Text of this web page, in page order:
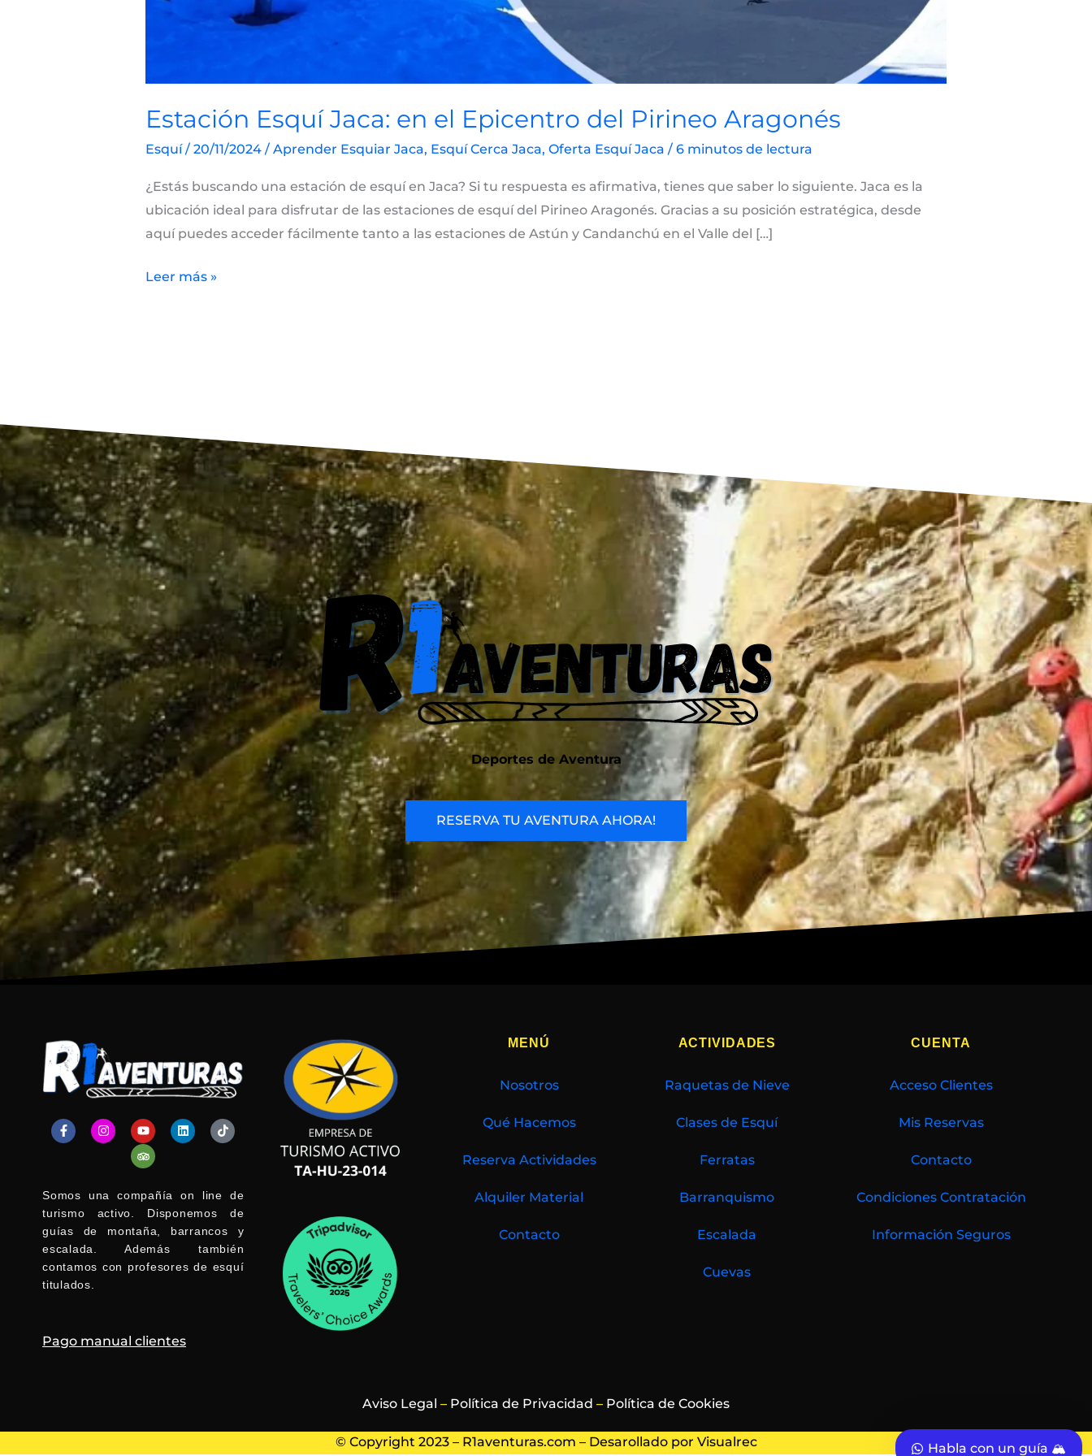
Estación Esquí Jaca: en el Epicentro del Pirineo Aragonés
Esquí/ 20/11/2024 / Aprender Esquiar Jaca, Esquí Cerca Jaca, Oferta Esquí Jaca / 6 minutos de lectura
¿Estás buscando una estación de esquí en Jaca? Si tu respuesta es afirmativa, tienes que saber lo siguiente. Jaca es la
ubicación ideal para disfrutar de las estaciones de esquí del Pirineo Aragonés. Gracias a su posición estratégica, desde
aquí puedes acceder fácilmente tanto a las estaciones de Astún y Candanchú en el Valle del […]
Leer más »
Deportes de Aventura
RESERVA TU AVENTURA AHORA!
F
a
c
o
k
-
f
I
n
s
r
a
m
Y
o
u
t
u
e
L
i
n
i
n
T
i
k
T
r
i
p
a
v
s
o
r
Somos una compañía on line de
turismo activo. Disponemos de
guías de montaña, barrancos y
escalada. Además también
contamos con profesores de esquí
titulados.
Pago manual clientes
MENÚ
Nosotros
Qué Hacemos
Reserva Actividades
Alquiler Material
Contacto
ACTIVIDADES
Raquetas de Nieve
Clases de Esquí
Ferratas
Barranquismo
Escalada
Cuevas
CUENTA
Acceso Clientes
Mis Reservas
Contacto
Condiciones Contratación
Información Seguros
Aviso Legal – Política de Privacidad – Política de Cookies
© Copyright 2023 – R1aventuras.com – Desarollado por Visualrec Habla con un guía 🏔️